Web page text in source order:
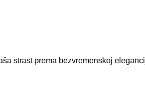
strast prema bezvremenskoj